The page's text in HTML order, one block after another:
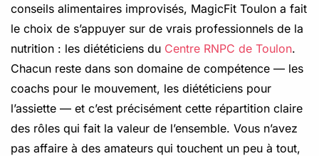
conseils alimentaires improvisés, MagicFit Toulon a fait
le choix de s’appuyer sur de vrais professionnels de la
nutrition : les diététiciens du Centre RNPC de Toulon.
Chacun reste dans son domaine de compétence — les
coachs pour le mouvement, les diététiciens pour
l’assiette — et c’est précisément cette répartition claire
des rôles qui fait la valeur de l’ensemble. Vous n’avez
pas affaire à des amateurs qui touchent un peu à tout,